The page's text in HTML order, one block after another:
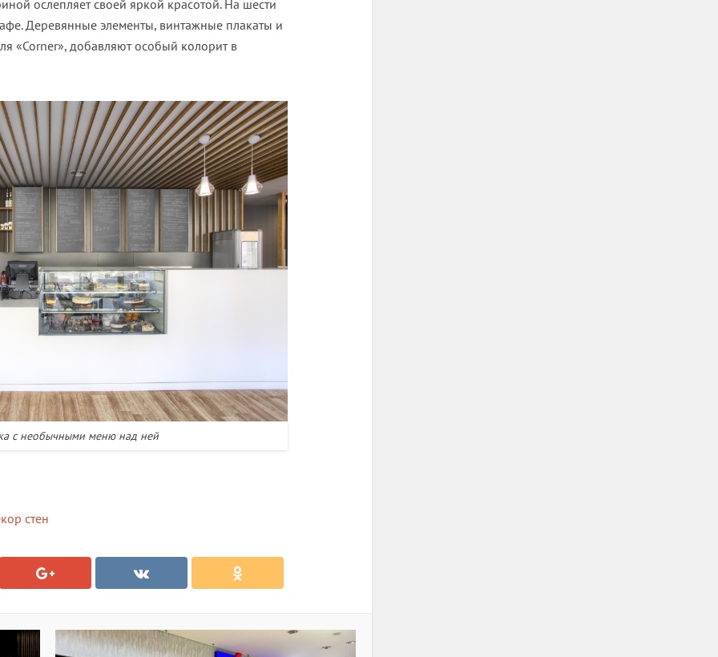
ослепляет своей яркой красотой. На шести
Деревянные элементы, винтажные плакаты и
«Corner», добавляют особый колорит в
с необычными меню над ней
стен